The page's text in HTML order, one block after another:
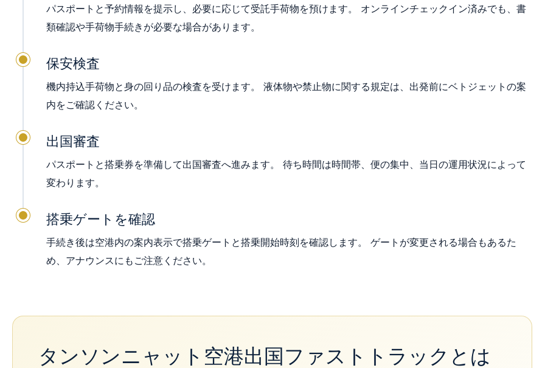
パスポートと予約情報を提示し、必要に応じて受託手荷物を預けます。 オンラインチェックイン済みでも、書
類確認や手荷物手続きが必要な場合があります。
保安検査
機内持込手荷物と身の回り品の検査を受けます。 液体物や禁止物に関する規定は、出発前にベトジェットの案
内をご確認ください。
出国審査
パスポートと搭乗券を準備して出国審査へ進みます。 待ち時間は時間帯、便の集中、当日の運用状況によって
変わります。
搭乗ゲートを確認
手続き後は空港内の案内表示で搭乗ゲートと搭乗開始時刻を確認します。 ゲートが変更される場合もあるた
め、アナウンスにもご注意ください。
タンソンニャット空港出国ファストトラックとは